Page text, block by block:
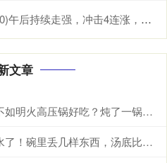
击4连涨，生猪养殖板块有望开启盈利上行期
文章
盈利网 电高压锅做饭为什么不如明火高压锅好吃？炖了一锅鸡汤后，我懂了
天牛配资 别再给馄饨浇白开水了！碗里丢几样东西，汤底比饭店的还香